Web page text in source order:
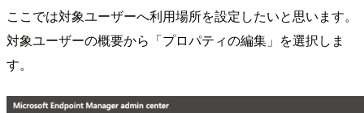
ここでは対象ユーザーへ利用場所を設定したいと思います。
対象ユーザーの概要から「プロパティの編集」を選択しま
す。